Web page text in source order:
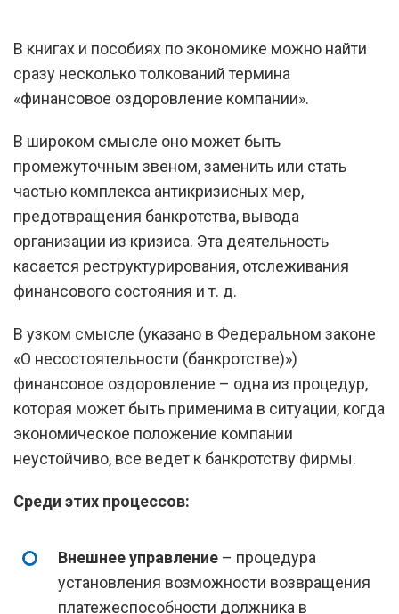
В книгах и пособиях по экономике можно найти
сразу несколько толкований термина
«финансовое оздоровление компании».
В широком смысле оно может быть
промежуточным звеном, заменить или стать
частью комплекса антикризисных мер,
предотвращения банкротства, вывода
организации из кризиса. Эта деятельность
касается реструктурирования, отслеживания
финансового состояния и т. д.
В узком смысле (указано в Федеральном законе
«О несостоятельности (банкротстве)»)
финансовое оздоровление – одна из процедур,
которая может быть применима в ситуации, когда
экономическое положение компании
неустойчиво, все ведет к банкротству фирмы.
Среди этих процессов:
Внешнее управление – процедура
установления возможности возвращения
платежеспособности должника в